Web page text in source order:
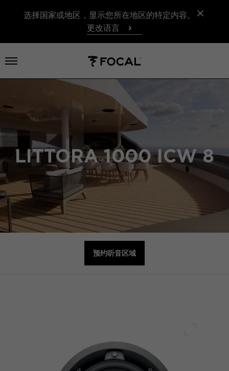
选择国家或地区，显示您所在地区的特定内容。
更改语言
打开菜单
LITTORA 1000 ICW 8
预约听音区域